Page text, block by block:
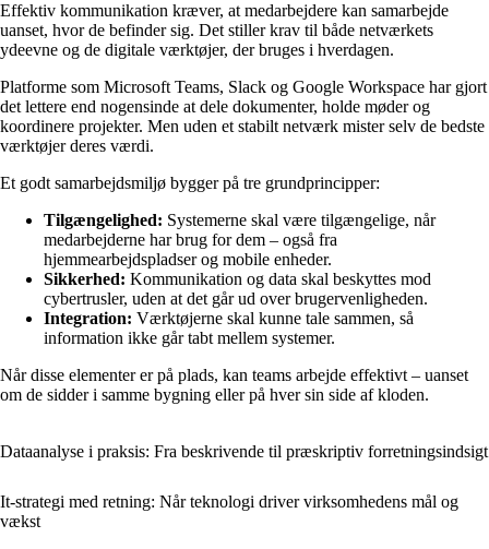
Effektiv kommunikation kræver, at medarbejdere kan samarbejde
uanset, hvor de befinder sig. Det stiller krav til både netværkets
ydeevne og de digitale værktøjer, der bruges i hverdagen.
Platforme som Microsoft Teams, Slack og Google Workspace har gjort
det lettere end nogensinde at dele dokumenter, holde møder og
koordinere projekter. Men uden et stabilt netværk mister selv de bedste
værktøjer deres værdi.
Et godt samarbejdsmiljø bygger på tre grundprincipper:
Tilgængelighed: Systemerne skal være tilgængelige, når
medarbejderne har brug for dem – også fra
hjemmearbejdspladser og mobile enheder.
Sikkerhed: Kommunikation og data skal beskyttes mod
cybertrusler, uden at det går ud over brugervenligheden.
Integration: Værktøjerne skal kunne tale sammen, så
information ikke går tabt mellem systemer.
Når disse elementer er på plads, kan teams arbejde effektivt – uanset
om de sidder i samme bygning eller på hver sin side af kloden.
Dataanalyse i praksis: Fra beskrivende til præskriptiv forretningsindsigt
It-strategi med retning: Når teknologi driver virksomhedens mål og
vækst